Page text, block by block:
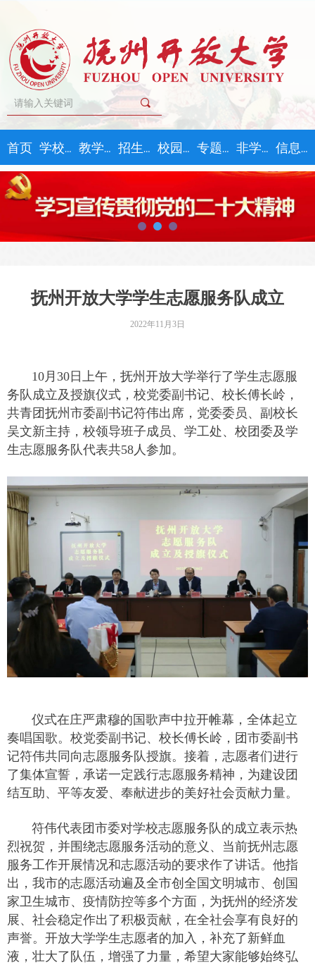
끠
首页 学校概况 教学教务 招生指南 校园文化 专题学习 非学历教育 信息公开
抚州开放大学学生志愿服务队成立
10月30日上午，抚州开放大学举行了学生志愿服
务队成立及授旗仪式，校党委副书记、校长傅长岭，
共青团抚州市委副书记符伟出席，党委委员、副校长
吴文新主持，校领导班子成员、学工处、校团委及学
生志愿服务队代表共58人参加。
仪式在庄严肃穆的国歌声中拉开帷幕，全体起立
奏唱国歌。校党委副书记、校长傅长岭，团市委副书
记符伟共同向志愿服务队授旗。接着，志愿者们进行
了集体宣誓，承诺一定践行志愿服务精神，为建设团
结互助、平等友爱、奉献进步的美好社会贡献力量。
符伟代表团市委对学校志愿服务队的成立表示热
烈祝贺，并围绕志愿服务活动的意义、当前抚州志愿
服务工作开展情况和志愿活动的要求作了讲话。他指
出，我市的志愿活动遍及全市创全国文明城市、创国
家卫生城市、疫情防控等多个方面，为抚州的经济发
展、社会稳定作出了积极贡献，在全社会享有良好的
声誉。开放大学学生志愿者的加入，补充了新鲜血
液，壮大了队伍，增强了力量，希望大家能够始终弘
2022年11月3日